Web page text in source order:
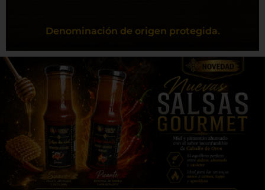
Denominación de origen protegida.